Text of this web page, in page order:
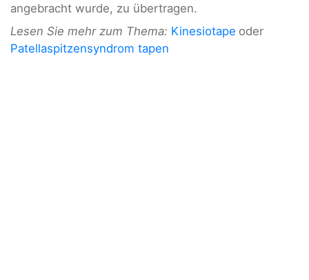
angebracht wurde, zu übertragen.
Lesen Sie mehr zum Thema: Kinesiotape oder
Patellaspitzensyndrom tapen